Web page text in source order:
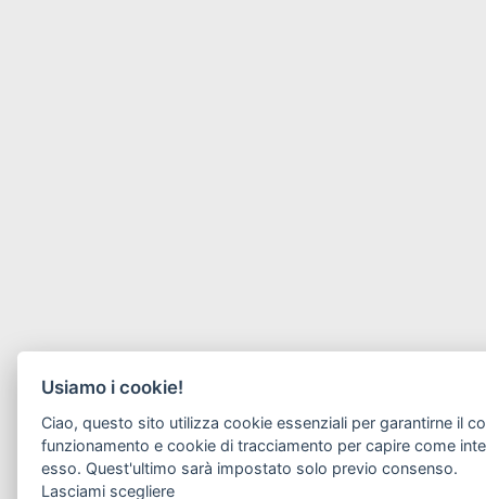
Usiamo i cookie!
Ciao, questo sito utilizza cookie essenziali per garantirne il
funzionamento e cookie di tracciamento per capire come
esso. Quest'ultimo sarà impostato solo previo consenso.
Lasciami scegliere